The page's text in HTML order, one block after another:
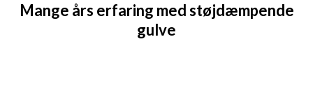
Mange års erfaring med støjdæmpende
gulve​